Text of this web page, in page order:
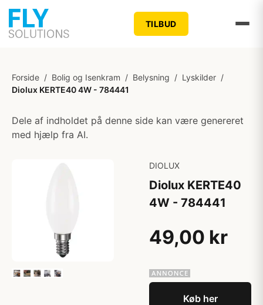
TILBUD
Forside / Bolig og Isenkram / Belysning / Lyskilder /
Diolux KERTE40 4W - 784441
Dele af indholdet på denne side kan være genereret
med hjælp fra AI.
DIOLUX
Diolux KERTE40
4W - 784441
49,00 kr
Køb her